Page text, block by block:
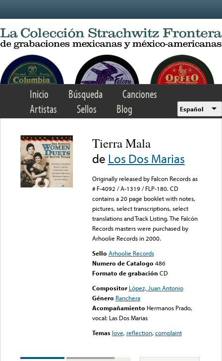
Inicio Búsqueda
Canciones
Artistas
Sellos Blog Español
Tierra Mala
de Los Dos Marias
Originally released by Falcon Records as
# F-4092 / A-1319 / FLP-180. CD
contains a 20 page booklet with notes,
pictures, select transcriptions, select
translations and Track Listing. The Falcón
Records masters were purchased by
Arhoolie Records in 2000.
Sello Arhoolie Records
Numero de Catalogo 486
Formato de grabación CD
Compositor López, Juan Antonio
Género Ranchera
Acompañamiento Hermanos Prado,
vocal: Las Dos Marias
Temas love, reflection,complaint